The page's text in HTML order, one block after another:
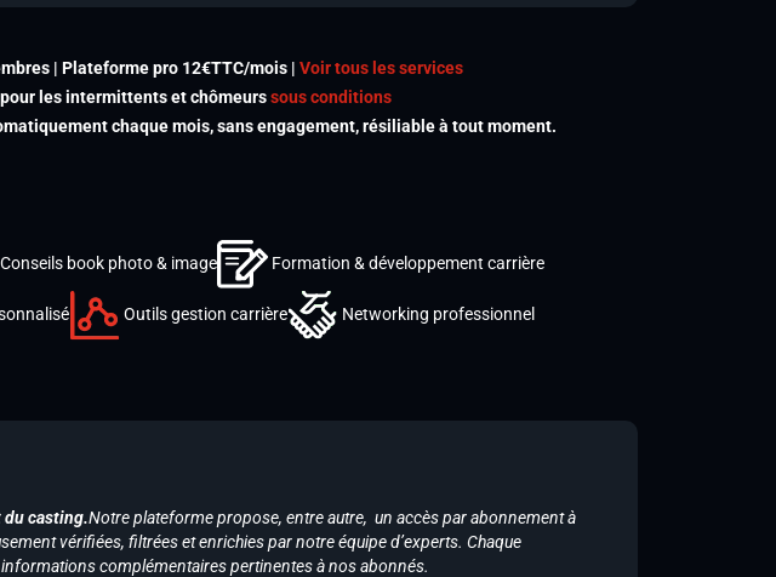
| Plateforme pro 12€TTC/mois | Voir tous les services
les intermittents et chômeurssous conditions
chaque mois, sans engagement, résiliable à tout moment.
Conseils book photo & image Formation & développement carrière
Outils gestion carrière Networking professionnel
du casting.Notre plateforme propose, entre autre, un accès par abonnement à
vérifiées, filtrées et enrichies par notre équipe d’experts. Chaque
complémentaires pertinentes à nos abonnés.